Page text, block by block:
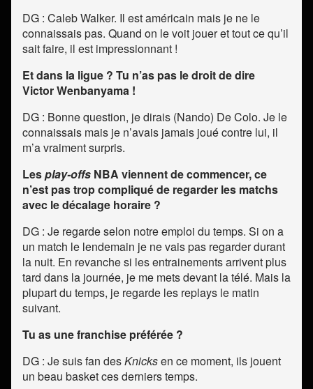
DG : Caleb Walker. Il est américain mais je ne le
connaissais pas. Quand on le voit jouer et tout ce qu’il
sait faire, il est impressionnant !
Et dans la ligue ? Tu n’as pas le droit de dire
Victor Wenbanyama !
DG : Bonne question, je dirais (Nando) De Colo. Je le
connaissais mais je n’avais jamais joué contre lui, il
m’a vraiment surpris.
Lesplay-offs NBA viennent de commencer, ce
n’est pas trop compliqué de regarder les matchs
avec le décalage horaire ?
DG : Je regarde selon notre emploi du temps. Si on a
un match le lendemain je ne vais pas regarder durant
la nuit. En revanche si les entrainements arrivent plus
tard dans la journée, je me mets devant la télé. Mais la
plupart du temps, je regarde les replays le matin
suivant.
Tu as une franchise préférée ?
DG : Je suis fan desKnicksen ce moment, ils jouent
un beau basket ces derniers temps.